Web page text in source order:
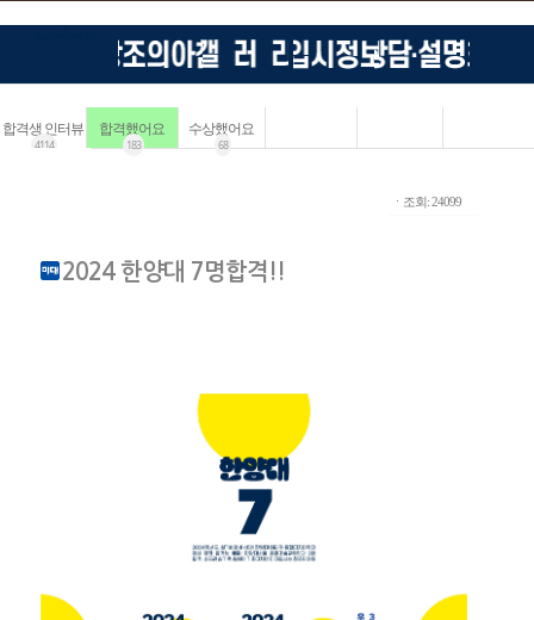
합격생 인터뷰
4114
합격했어요
183
수상했어요
68
ㆍ조회: 24099
2024 한양대 7명합격!!